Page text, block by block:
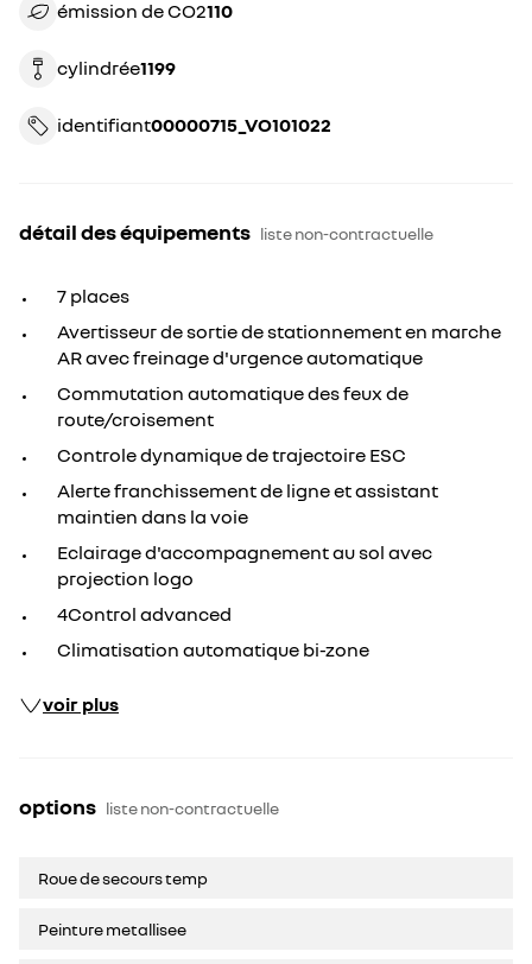
émission de CO2 110
cylindrée 1199
identifiant 00000715_VO101022
détail des équipements liste non-contractuelle
7 places
Avertisseur de sortie de stationnement en marche
AR avec freinage d'urgence automatique
Commutation automatique des feux de
route/croisement
Controle dynamique de trajectoire ESC
Alerte franchissement de ligne et assistant
maintien dans la voie
Eclairage d'accompagnement au sol avec
projection logo
4Control advanced
Climatisation automatique bi-zone
voir plus
options liste non-contractuelle
Roue de secours temp
Peinture metallisee